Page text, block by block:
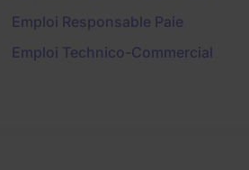
Emploi Responsable Paie
Emploi Technico-Commercial